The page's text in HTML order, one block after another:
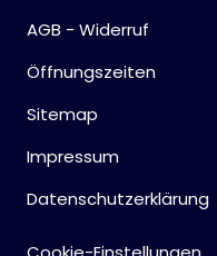
AGB - Widerruf
Öffnungszeiten
Sitemap
Impressum
Datenschutzerklärung